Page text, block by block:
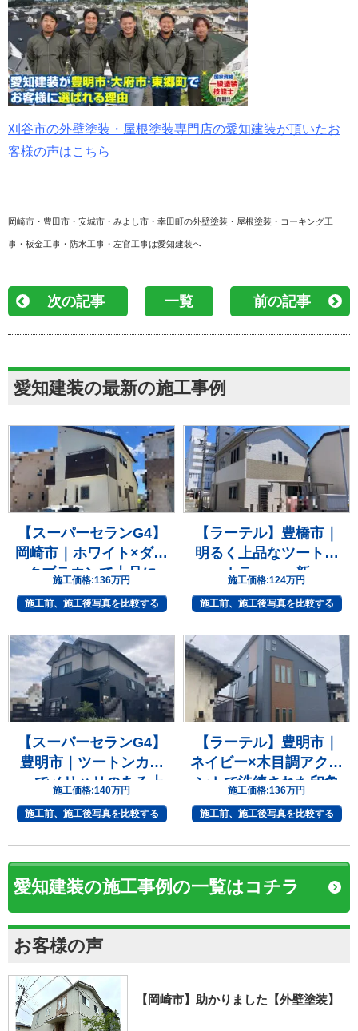
刈谷市の外壁塗装・屋根塗装専門店の愛知建装が頂いたお
客様の声はこちら
岡崎市・豊田市・安城市・みよし市・幸田町の外壁塗装・屋根塗装・コーキング工
事・板金工事・防水工事・左官工事は愛知建装へ
次の記事 一覧 前の記事
愛知建装の最新の施工事例
【スーパーセランG4】
岡崎市｜ホワイト×ダー
クブラウンで上品に
施工価格:136万円
施工前、施工後写真を比較する
【ラーテル】豊橋市｜
明るく上品なツートン
カラーへ一新
施工価格:124万円
施工前、施工後写真を比較する
【スーパーセランG4】
豊明市｜ツートンカラ
ーでメリハリのある上
質な住まいへ
施工価格:140万円
施工前、施工後写真を比較する
【ラーテル】豊明市｜
ネイビー×木目調アクセ
ントで洗練された印象
へ
施工価格:136万円
施工前、施工後写真を比較する
愛知建装の施工事例の一覧はコチラ
お客様の声
【岡崎市】助かりました【外壁塗装】